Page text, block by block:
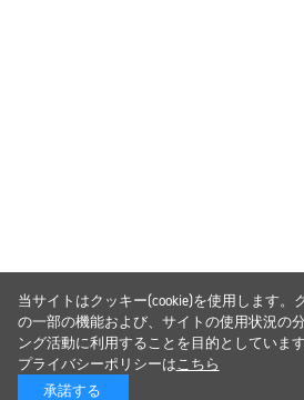
当サイトはクッキー(cookie)を使用します。
の一部の機能および、サイトの使用状況の
ング活動に利用することを目的としています
プライバシーポリシーはこちら
承諾する